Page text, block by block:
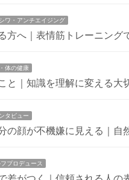
ワ・アンチエイジング
方へ｜表情筋トレーニング
体の健康
と｜知識を理解に変える大
タビュー
の顔が不機嫌に見える｜
プロデュース